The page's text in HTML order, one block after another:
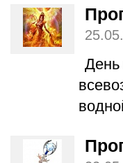
День